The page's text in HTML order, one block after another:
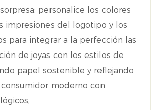
personalice los colores
impresiones del logotipo y los
para integrar a la perfección las
de joyas con los estilos de
papel sostenible y reflejando
consumidor moderno con